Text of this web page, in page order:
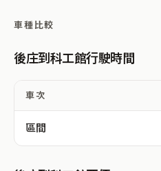
車種比較
後庄到科工館行駛時間
車次
區間